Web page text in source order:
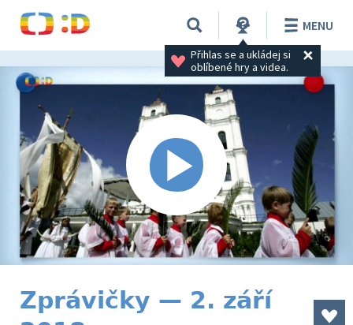
Přihlas se a ukládej si
oblíbené hry a videa.
MENU
Zprávičky — 2. září